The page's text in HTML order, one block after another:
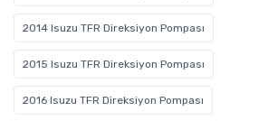
2014 Isuzu TFR Direksiyon Pompası
2015 Isuzu TFR Direksiyon Pompası
2016 Isuzu TFR Direksiyon Pompası